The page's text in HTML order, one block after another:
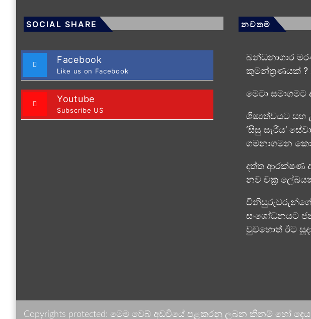
SOCIAL SHARE
Facebook
Like us on Facebook
Youtube
Subscribe US
නවතම
බන්ධනාගාර
කුමන්ත්‍රණයක් ?
මෙටා සමාගමට
ශිෂ්‍යත්වයට
‘සිසු සැරිය’
ගමනාගමන
දත්ත ආරක්ෂණ
නව චක්‍ර
විනිසුරුවරුන්ගේ
සංශෝධනයට
වුවහොත් ඊට
Copyrights protected: මෙම වෙබ් අඩවියේ පළකරනු ලබන කිනම් හෝ